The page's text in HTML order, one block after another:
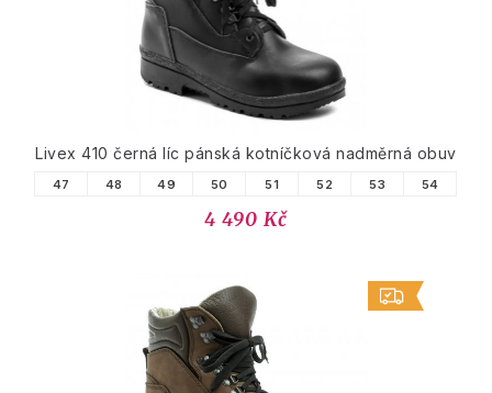
Livex 410 černá líc pánská kotníčková nadměrná obuv
47 48 49 50 51 52 53 54
4 490 Kč